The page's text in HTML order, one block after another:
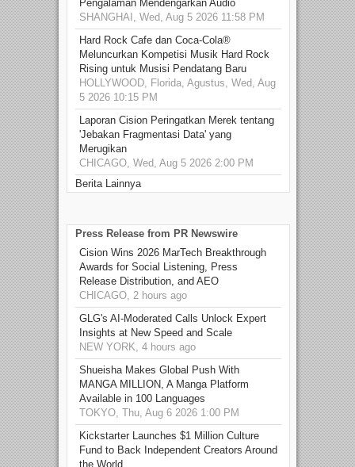
Pengalaman Mendengarkan Audio
SHANGHAI, Wed, Aug 5 2026 11:58 PM
Hard Rock Cafe dan Coca-Cola®
Meluncurkan Kompetisi Musik Hard Rock
Rising untuk Musisi Pendatang Baru
HOLLYWOOD, Florida, Agustus, Wed, Aug
5 2026 10:15 PM
Laporan Cision Peringatkan Merek tentang
'Jebakan Fragmentasi Data' yang
Merugikan
CHICAGO, Wed, Aug 5 2026 2:00 PM
Berita Lainnya
Press Release from PR Newswire
Cision Wins 2026 MarTech Breakthrough
Awards for Social Listening, Press
Release Distribution, and AEO
CHICAGO, 2 hours ago
GLG's AI-Moderated Calls Unlock Expert
Insights at New Speed and Scale
NEW YORK, 4 hours ago
Shueisha Makes Global Push With
MANGA MILLION, A Manga Platform
Available in 100 Languages
TOKYO, Thu, Aug 6 2026 1:00 PM
Kickstarter Launches $1 Million Culture
Fund to Back Independent Creators Around
the World